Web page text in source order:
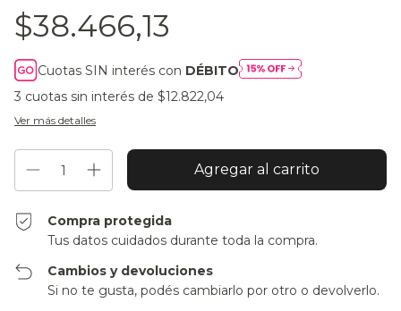
$38.466,13
Cuotas SIN interés con DÉBITO
3 cuotas sin interés de $12.822,04
Ver más detalles
Compra protegida
Tus datos cuidados durante toda la compra.
Cambios y devoluciones
Si no te gusta, podés cambiarlo por otro o devolverlo.